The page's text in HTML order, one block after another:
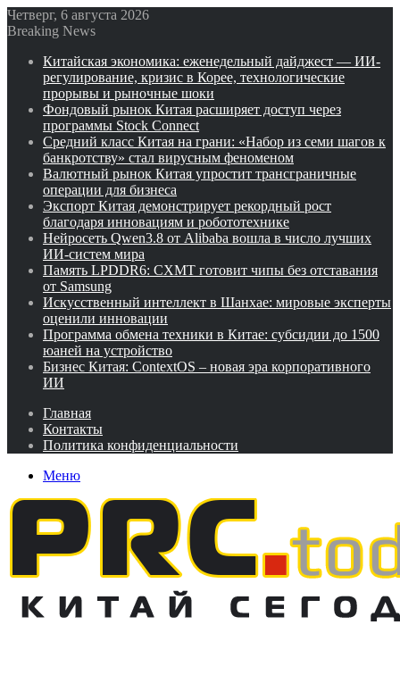
Четверг, 6 августа 2026
Breaking News
Китайская экономика: еженедельный дайджест — ИИ-
регулирование, кризис в Корее, технологические
прорывы и рыночные шоки
Фондовый рынок Китая расширяет доступ через
программы Stock Connect
Средний класс Китая на грани: «Набор из семи шагов к
банкротству» стал вирусным феноменом
Валютный рынок Китая упростит трансграничные
операции для бизнеса
Экспорт Китая демонстрирует рекордный рост
благодаря инновациям и робототехнике
Нейросеть Qwen3.8 от Alibaba вошла в число лучших
ИИ-систем мира
Память LPDDR6: CXMT готовит чипы без отставания
от Samsung
Искусственный интеллект в Шанхае: мировые эксперты
оценили инновации
Программа обмена техники в Китае: субсидии до 1500
юаней на устройство
Бизнес Китая: ContextOS – новая эра корпоративного
ИИ
Главная
Контакты
Политика конфиденциальности
Меню